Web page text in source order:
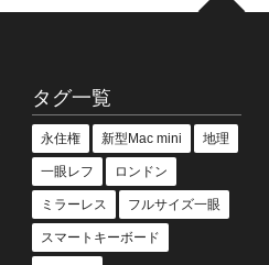
タグ一覧
永住権 新型Mac mini 地理
一眼レフ ロンドン
ミラーレス フルサイズ一眼
スマートキーボード